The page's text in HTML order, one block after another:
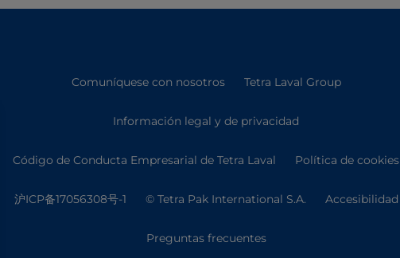
Comuníquese con nosotros Tetra Laval Group
Información legal y de privacidad
Código de Conducta Empresarial de Tetra Laval Política de cookies
沪ICP备17056308号-1 © Tetra Pak International S.A. Accesibilidad
Preguntas frecuentes